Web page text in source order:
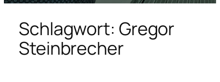
Schlagwort: Gregor
Steinbrecher